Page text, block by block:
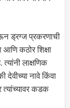
ड्रग्ज प्रकरणाची
कठोर शिक्षा
लाक्षणिक
नावे किंवा
त्यांच्यावर कडक